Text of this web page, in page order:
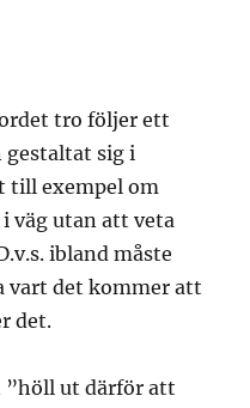
tro följer ett
gestaltat sig i
till exempel om
väg utan att veta
ibland måste
vart det kommer att
det.
”höll ut därför att